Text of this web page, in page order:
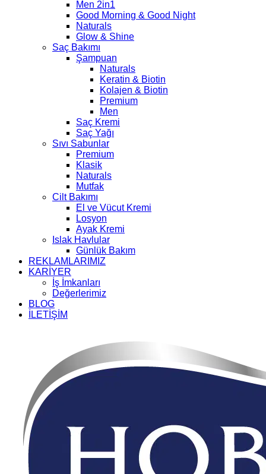
Men 2in1
Good Morning & Good Night
Naturals
Glow & Shine
Saç Bakımı
Şampuan
Naturals
Keratin & Biotin
Kolajen & Biotin
Premium
Men
Saç Kremi
Saç Yağı
Sıvı Sabunlar
Premium
Klasik
Naturals
Mutfak
Cilt Bakımı
El ve Vücut Kremi
Losyon
Ayak Kremi
Islak Havlular
Günlük Bakım
REKLAMLARIMIZ
KARİYER
İş İmkanları
Değerlerimiz
BLOG
İLETİŞİM